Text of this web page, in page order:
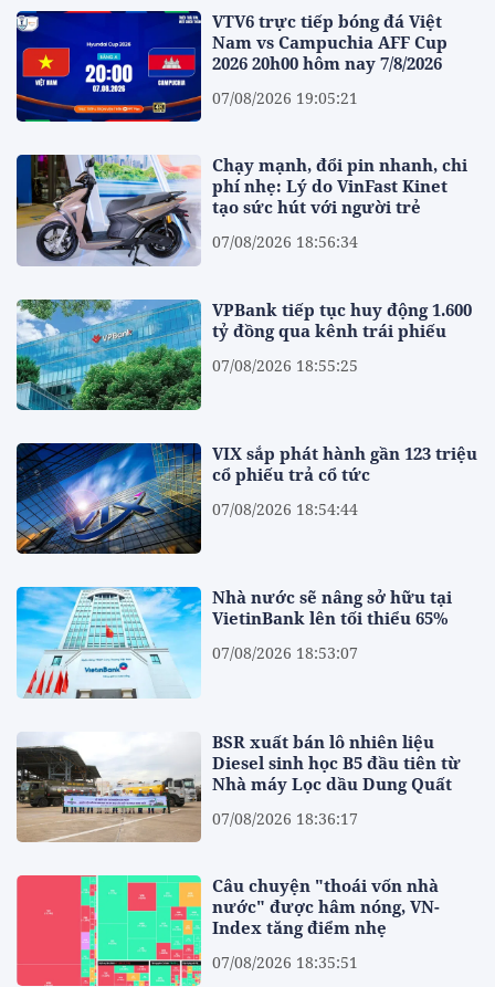
VTV6 trực tiếp bóng đá Việt
Nam vs Campuchia AFF Cup
2026 20h00 hôm nay 7/8/2026
07/08/2026 19:05:21
Chạy mạnh, đổi pin nhanh, chi
phí nhẹ: Lý do VinFast Kinet
tạo sức hút với người trẻ
07/08/2026 18:56:34
VPBank tiếp tục huy động 1.600
tỷ đồng qua kênh trái phiếu
07/08/2026 18:55:25
VIX sắp phát hành gần 123 triệu
cổ phiếu trả cổ tức
07/08/2026 18:54:44
Nhà nước sẽ nâng sở hữu tại
VietinBank lên tối thiểu 65%
07/08/2026 18:53:07
BSR xuất bán lô nhiên liệu
Diesel sinh học B5 đầu tiên từ
Nhà máy Lọc dầu Dung Quất
07/08/2026 18:36:17
Câu chuyện "thoái vốn nhà
nước" được hâm nóng, VN-
Index tăng điểm nhẹ
07/08/2026 18:35:51